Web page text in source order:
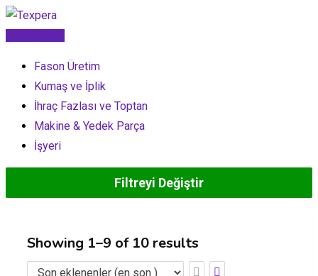
İçeriğe
Fason Üretim
Kumaş ve İplik
İhraç Fazlası ve Toptan
Makine & Yedek Parça
İşyeri
Filtreyi Değiştir
Showing 1–9 of 10 results